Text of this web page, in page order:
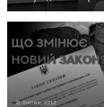
31 липня, 10:12